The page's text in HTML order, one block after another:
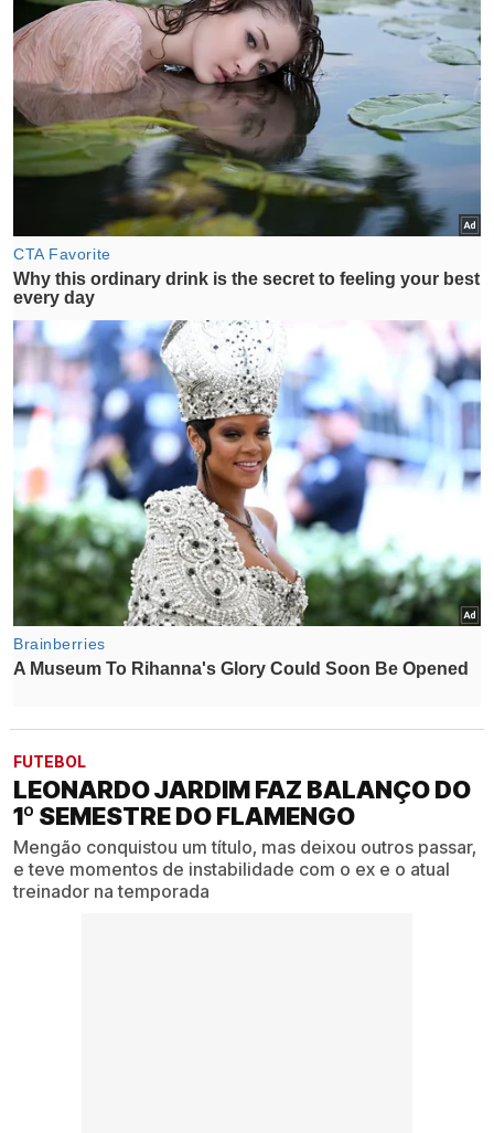
FUTEBOL
LEONARDO JARDIM FAZ BALANÇO DO
1º SEMESTRE DO FLAMENGO
Mengão conquistou um título, mas deixou outros passar,
e teve momentos de instabilidade com o ex e o atual
treinador na temporada